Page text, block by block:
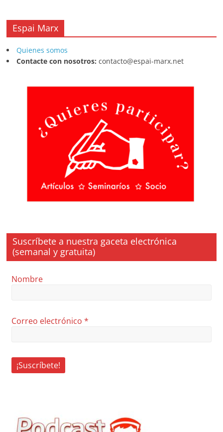
Espai Marx
Quienes somos
Contacte con nosotros: contacto@espai-marx.net
Suscríbete a nuestra gaceta electrónica
(semanal y gratuita)
Nombre
Correo electrónico*